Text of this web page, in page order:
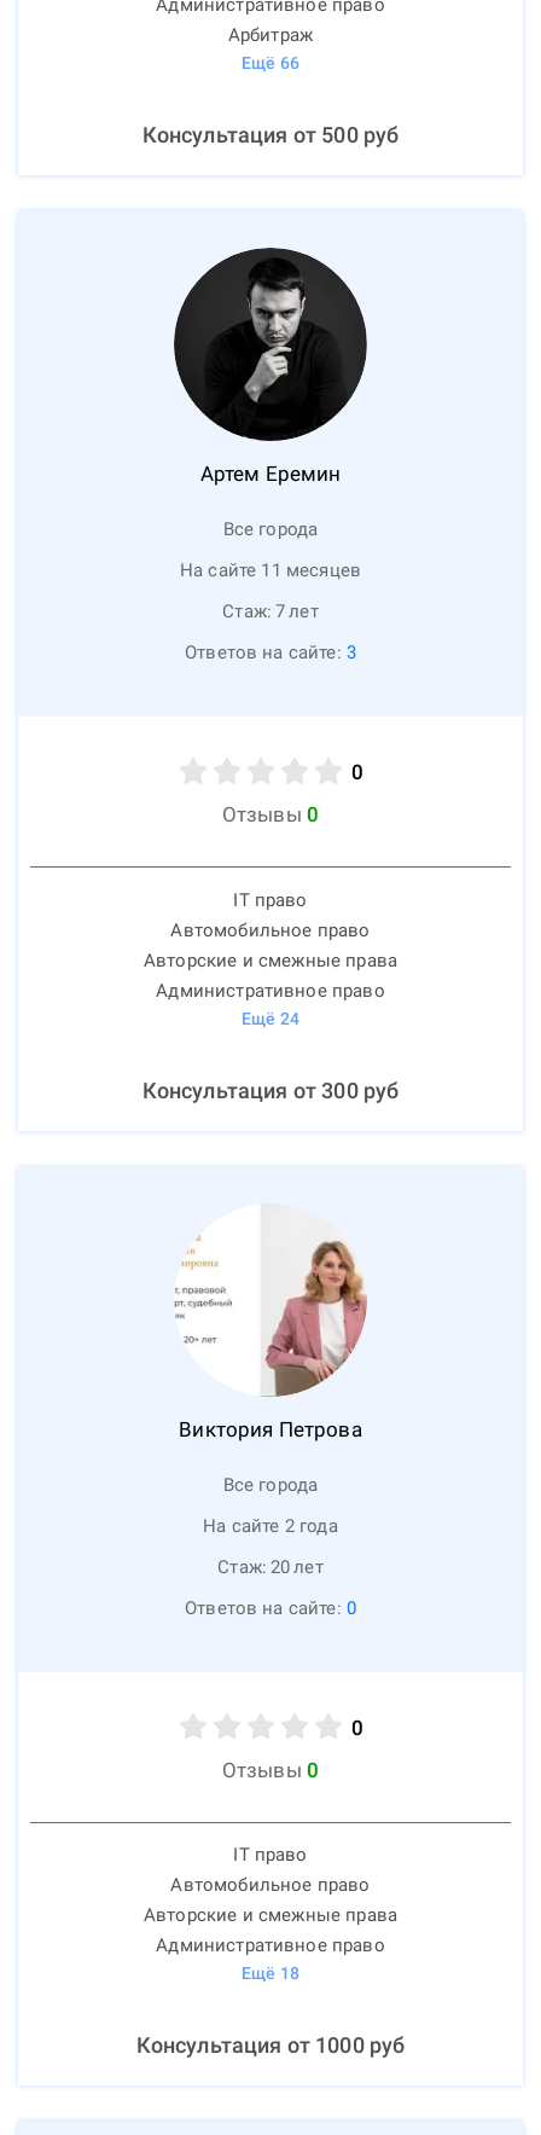
Административное право
Арбитраж
Ещё 66
Консультация от 500руб
Артем Еремин
Все города
На сайте 11 месяцев
Стаж: 7лет
Ответов на сайте: 3
0
Отзывы 0
IT право
Автомобильное право
Авторские и смежные права
Административное право
Ещё 24
Консультация от300руб
Виктория Петрова
Все города
На сайте 2 года
Стаж: 20лет
Ответов на сайте: 0
0
Отзывы 0
IT право
Автомобильное право
Авторские и смежные права
Административное право
Ещё 18
Консультация от 1000руб